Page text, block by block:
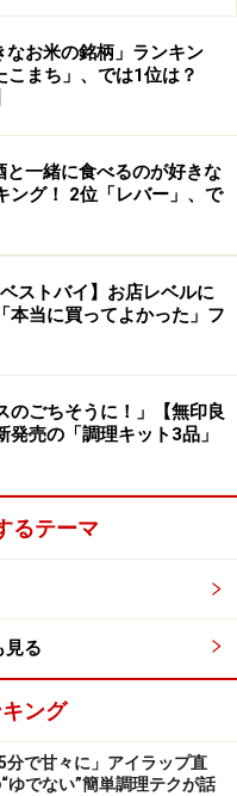
ました。印象として
いったところでしょう
のもあるかもしれませ
「デルモンテ」のケチ
のメーカーのキッコー
技術提携して、製造と
でしょうか。まずは、
多いから（30代・女
いしいから（40代・女
トマト味が他のものよ
お米の銘柄」ランキン
こまち」、では1位は？
一緒に食べるのが好きな
ング！ 2位「レバー」、で
ストバイ】お店レベルに
本当に買ってよかった」フ
のごちそうに！」【無印良
売の「調理キット3品」
るテーマ
見る
ング
分で甘々に」アイラップ直
ゆでない”簡単調理テクが話